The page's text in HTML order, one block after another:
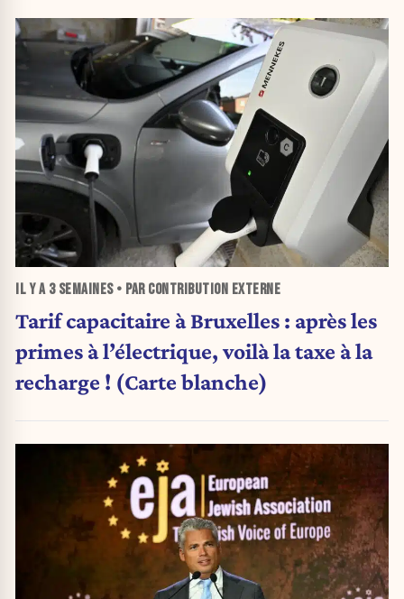
IL Y A 3 SEMAINES• PAR CONTRIBUTION EXTERNE
Tarif capacitaire à Bruxelles : après les
primes à l’électrique, voilà la taxe à la
recharge ! (Carte blanche)